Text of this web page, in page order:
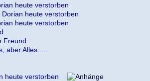
heute verstorben
heute verstorben
heute verstorben
Freund
aber Alles.....
heute verstorben